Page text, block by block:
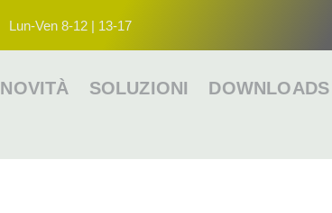
Lun-Ven 8-12 | 13-17
NOVITÀ SOLUZIONI DOWNLOADS